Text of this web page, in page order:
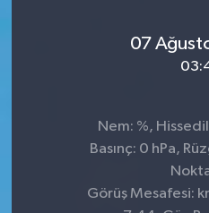
07
Nem: %,
Basınç: 0 hPa,
Görüş Mesafesi: